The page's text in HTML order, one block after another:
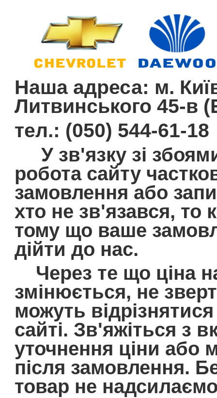
Наша адреса: м.
Литвинського 45-в
тел.: (050) 544-61-18
У зв'язку зі
робота сайту
замовлення або
хто не зв'язався, то
тому що ваше
дійти до нас.
Через те що ціна
змінюється, не
можуть
сайті. Зв'яжіться з
уточнення ціни або
після замовлення.
товар не